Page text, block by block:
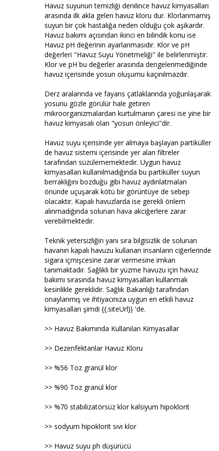
Havuz suyunun temizliği denilince havuz kimyasalları
arasında ilk akla gelen havuz kloru dur. Klorlanmamış
suyun bir çok hastalığa neden olduğu çok aşikardır.
Havuz bakımı açısından ikinci en bilindik konu ise
Havuz pH değerinin ayarlanmasıdır. Klor ve pH
değerleri "Havuz Suyu Yönetmeliği" ile belirlenmiştir.
Klor ve pH bu değerler arasında dengelenmediğinde
havuz içerisinde yosun oluşumu kaçınılmazdır.
Derz aralarında ve fayans çatlaklarında yoğunlaşarak
yosunu gözle görülür hale getiren
mikroorganizmalardan kurtulmanın çaresi ise yine bir
havuz kimyasalı olan "yosun önleyici"dir.
Havuz suyu içerisinde yer almaya başlayan partiküller
de havuz sistemi içerisinde yer alan filtreler
tarafından süzülememektedir. Uygun havuz
kimyasalları kullanılmadığında bu partiküller suyun
berraklığını bozduğu gibi havuz aydınlatmaları
önünde uçuşarak kötü bir görüntüye de sebep
olacaktır. Kapalı havuzlarda ise gerekli önlem
alınmadığında solunan hava akciğerlere zarar
verebilmektedir.
Teknik yetersizliğin yanı sıra bilgisizlik de solunan
havanın kapalı havuzu kullanan insanların ciğerlerinde
sigara içmişcesine zarar vermesine imkan
tanımaktadır. Sağlıklı bir yüzme havuzu için havuz
bakımı sırasında havuz kimyasalları kullanmak
kesinlikle gereklidir. Sağlık Bakanlığı tarafından
onaylanmış ve ihtiyacınıza uygun en etkili havuz
kimyasalları şimdi {{.siteUrl}} 'de.
>> Havuz Bakımında Kullanılan Kimyasallar
>> Dezenfektanlar Havuz Kloru
>> %56 Toz granül klor
>> %90 Toz granül klor
>> %70 stabilizatörsüz klor kalsiyum hipoklorit
>> sodyum hipoklorit sıvı klor
>> Havuz suyu ph düşürücü